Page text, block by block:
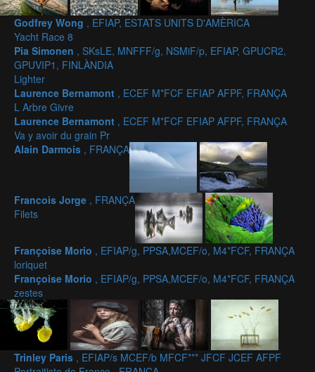
Godfrey Wong , EFIAP, ESTATS UNITS D'AMÈRICA
Yacht Race 8
Pia Simonen , SKsLE, MNFFF/g, NSMiF/p, EFIAP, GPUCR2,
GPUVIP1, FINLÀNDIA
Lighter
Laurence Bernamont , ECEF M*FCF EFIAP AFPF, FRANÇA
L Arbre Givre
Laurence Bernamont , ECEF M*FCF EFIAP AFPF, FRANÇA
Va y avoir du grain Pr
Alain Darmois , FRANÇA
Francois Jorge , FRANÇA
Filets
Françoise Morio , EFIAP/g, PPSA,MCEF/o, M4*FCF, FRANÇA
loriquet
Françoise Morio , EFIAP/g, PPSA,MCEF/o, M4*FCF, FRANÇA
zestes
Trinley Paris , EFIAP/s MCEF/b MFCF*** JFCF JCEF AFPF